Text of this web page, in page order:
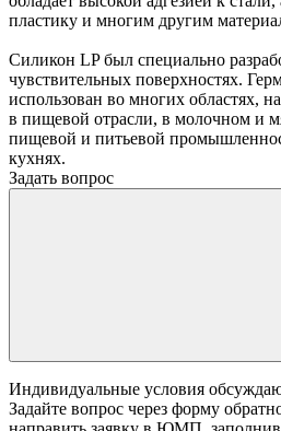
пластику и многим другим
Силикон LP был специально
чувствительных поверхностях.
использован во многих областях,
в пищевой отрасли, в молочном и
пищевой и питьевой
кухнях.
Задать вопрос
Индивидуальные условия
Задайте вопрос через форму